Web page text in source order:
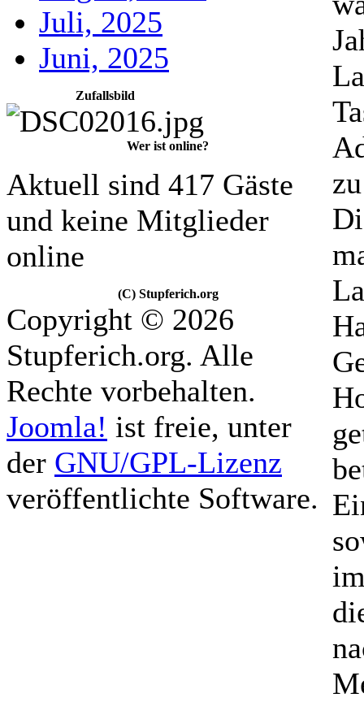
Juli, 2025
Juni, 2025
Zufallsbild
Wer ist online?
Aktuell sind 417 Gäste
und keine Mitglieder
online
(C) Stupferich.org
Copyright © 2026
Stupferich.org. Alle
Rechte vorbehalten.
Joomla! ist freie, unter
der GNU/GPL-Lizenz
veröffentlichte Software.